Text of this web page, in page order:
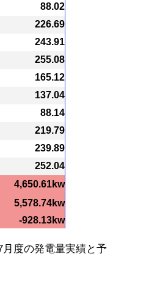
88.02
226.69
243.91
255.08
165.12
137.04
88.14
219.79
239.89
252.04
4,650.61kw
5,578.74kw
-928.13kw
度の発電量実績と予